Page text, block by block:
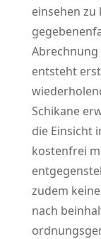
einsehen
Abrechnung
entsteht
Schikane
die Einsicht
kostenfrei
zudem
nach